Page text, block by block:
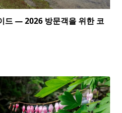
드 — 2026 방문객을 위한 코